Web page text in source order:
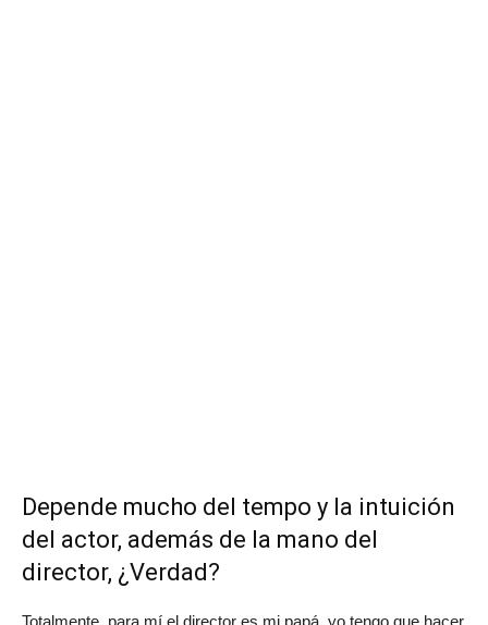
Depende mucho del tempo y la intuición
del actor, además de la mano del
director, ¿Verdad?
Totalmente, para mí el director es mi papá, yo tengo que hacer